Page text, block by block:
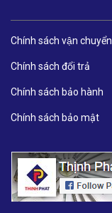
Chính sách vận chuyển
Chính sách đổi trả
Chính sách bảo hành
Chính sách bảo mật